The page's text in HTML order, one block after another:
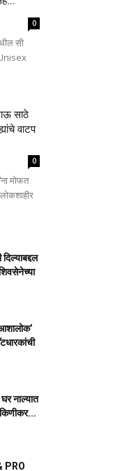
0
सी
साठे
वाटप
0
मोफत
नाल्यात
PRO